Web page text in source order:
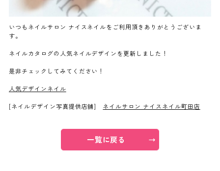
消費者志向自主宣言
採用情報
ネイルスクール
いつもネイルサロン ナイスネイルをご利用頂きありがとうございま
す。
ネイルカタログの人気ネイルデザインを更新しました！
是非チェックしてみてください！
人気デザインネイル
[ネイルデザイン写真提供店舗] ネイルサロン ナイスネイル町田店
一覧に戻る